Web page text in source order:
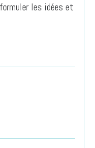
les idées et